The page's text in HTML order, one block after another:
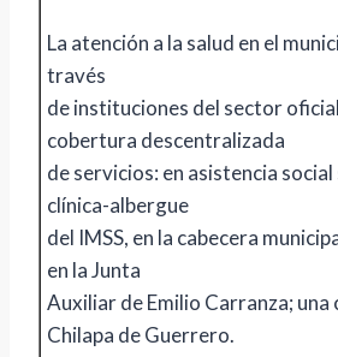
La atención a la salud en el
través
de instituciones del sector
cobertura descentralizada
de servicios: en asistencia social
clínica-albergue
del IMSS, en la cabecera
en la Junta
Auxiliar de Emilio Carranza; una
Chilapa de Guerrero.